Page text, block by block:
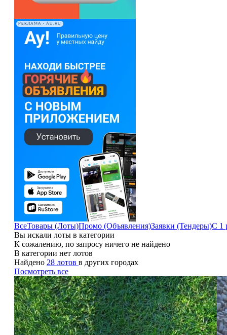
РЕКЛАМА • AU.RU
ВсеТовары (Лоты)Промо (Объявления)Заявки (Тендеры)С 1
Вы искали лоты в категории
К сожалению, по запросу ничего не найдено
В категории нет лотов
Найдено 28 лотов в других городах
Посмотреть все